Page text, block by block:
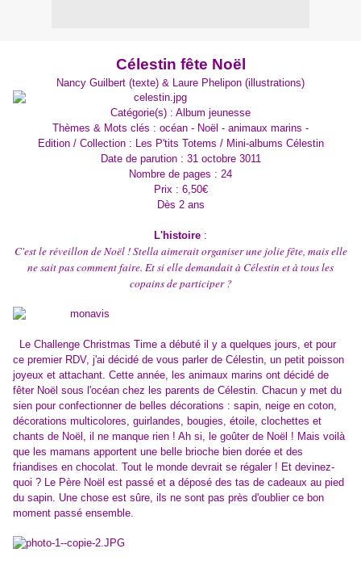
Célestin fête Noël
Nancy Guilbert (texte) & Laure Phelipon (illustrations)
Catégorie(s) : Album jeunesse
Thèmes & Mots clés : océan - Noël - animaux marins -
Edition / Collection : Les P'tits Totems / Mini-albums Célestin
Date de parution : 31 octobre 3011
Nombre de pages : 24
Prix : 6,50€
Dès 2 ans
L'histoire :
C'est le réveillon de Noël ! Stella aimerait organiser une jolie fête, mais elle
ne sait pas comment faire. Et si elle demandait à Célestin et à tous les
copains de participer ?
Le Challenge Christmas Time a débuté il y a quelques jours, et pour
ce premier RDV, j'ai décidé de vous parler de Célestin, un petit poisson
joyeux et attachant. Cette année, les animaux marins ont décidé de
fêter Noël sous l'océan chez les parents de Célestin. Chacun y met du
sien pour confectionner de belles décorations : sapin, neige en coton,
décorations multicolores, guirlandes, bougies, étoile, clochettes et
chants de Noël, il ne manque rien ! Ah si, le goûter de Noël ! Mais voilà
que les mamans apportent une belle brioche bien dorée et des
friandises en chocolat. Tout le monde devrait se régaler ! Et devinez-
quoi ? Le Père Noël est passé et a déposé des tas de cadeaux au pied
du sapin. Une chose est sûre, ils ne sont pas près d'oublier ce bon
moment passé ensemble.